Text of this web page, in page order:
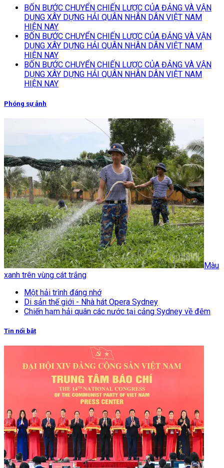
BỐN BƯỚC CHUYỂN CHIẾN LƯỢC CỦA ĐẢNG VÀ VẬN
DỤNG XÂY DỰNG HẢI QUÂN NHÂN DÂN VIỆT NAM
HIỆN NAY
BỐN BƯỚC CHUYỂN CHIẾN LƯỢC CỦA ĐẢNG VÀ VẬN
DỤNG XÂY DỰNG HẢI QUÂN NHÂN DÂN VIỆT NAM
HIỆN NAY
BỐN BƯỚC CHUYỂN CHIẾN LƯỢC CỦA ĐẢNG VÀ VẬN
DỤNG XÂY DỰNG HẢI QUÂN NHÂN DÂN VIỆT NAM
HIỆN NAY
Phóng sự ảnh
Màu
xanh trên vùng cát trắng
Một hải trình đáng nhớ
Di sản thế giới - Nhà hát Opera Sydney
Chiến hạm hải quân các nước tại cảng Sydney về đêm
Tin nổi bật